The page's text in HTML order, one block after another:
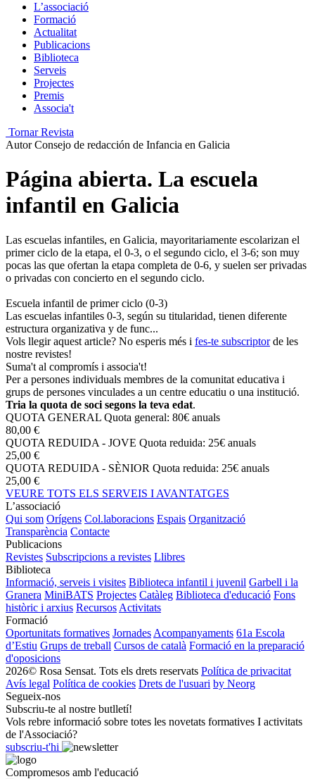
L’associació
Formació
Actualitat
Publicacions
Biblioteca
Serveis
Projectes
Premis
Associa't
Tornar Revista
Autor Consejo de redacción de Infancia en Galicia
Página abierta. La escuela
infantil en Galicia
Las escuelas infantiles, en Gali­cia, mayoritariamente escolarizan el
primer ciclo de la etapa, el 0-3, o el segundo ciclo, el 3-6; son muy
pocas las que ofertan la etapa completa de 0-6, y suelen ser privadas
o privadas con concierto en el segundo ciclo.
Escuela infantil de primer ciclo (0-3)
Las escuelas infantiles 0-3, según su titularidad, tienen diferente
estructura organizativa y de func...
Vols llegir aquest article? No esperis més i fes-te subscriptor de les
nostre revistes!
Suma't al compromís i associa't!
Per a persones individuals membres de la comunitat educativa i
grups de persones vinculades a un centre educatiu o una institució.
Tria la quota de soci segons la teva edat.
QUOTA GENERAL Quota general: 80€ anuals
80,00 €
QUOTA REDUIDA - JOVE Quota reduida: 25€ anuals
25,00 €
QUOTA REDUIDA - SÈNIOR Quota reduida: 25€ anuals
25,00 €
VEURE TOTS ELS SERVEIS I AVANTATGES
L’associació
Qui som Orígens Col.laboracions Espais Organització
Transparència Contacte
Publicacions
Revistes Subscripcions a revistes Llibres
Biblioteca
Informació, serveis i visites Biblioteca infantil i juvenil Garbell i la
Granera MiniBATS Projectes Catàleg Biblioteca d'educació Fons
històric i arxius Recursos Activitats
Formació
Oportunitats formatives Jornades Acompanyaments 61a Escola
d’Estiu Grups de treball Cursos de català Formació en la preparació
d'oposicions
2026© Rosa Sensat. Tots els drets reservats Política de privacitat
Avís legal Política de cookies Drets de l'usuari by Neorg
Segueix-nos
Subscriu-te al nostre butlletí!
Vols rebre informació sobre totes les novetats formatives I activitats
de l'Associació?
subscriu-t'hi
Compromesos amb l'educació